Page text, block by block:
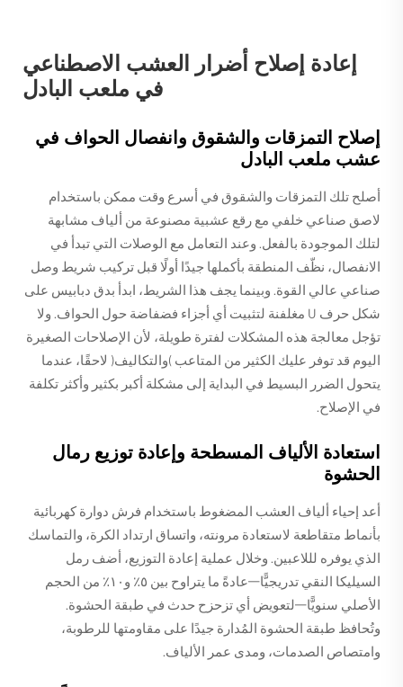
إعادة إصلاح أضرار العشب الاصطناعي
في ملعب البادل
إصلاح التمزقات والشقوق وانفصال الحواف في
عشب ملعب البادل
أصلح تلك التمزقات والشقوق في أسرع وقت ممكن باستخدام
لاصق صناعي خلفي مع رقع عشبية مصنوعة من ألياف مشابهة
لتلك الموجودة بالفعل. وعند التعامل مع الوصلات التي تبدأ في
الانفصال، نظّف المنطقة بأكملها جيدًا أولًا قبل تركيب شريط وصل
صناعي عالي القوة. وبينما يجف هذا الشريط، ابدأ بدق دبابيس على
شكل حرف U مغلفنة لتثبيت أي أجزاء فضفاضة حول الحواف. ولا
تؤجل معالجة هذه المشكلات لفترة طويلة، لأن الإصلاحات الصغيرة
اليوم قد توفر عليك الكثير من المتاعب (والتكاليف) لاحقًا، عندما
يتحول الضرر البسيط في البداية إلى مشكلة أكبر بكثير وأكثر تكلفة
في الإصلاح.
استعادة الألياف المسطحة وإعادة توزيع رمال
الحشوة
أعد إحياء ألياف العشب المضغوط باستخدام فرش دوارة كهربائية
بأنماط متقاطعة لاستعادة مرونته، واتساق ارتداد الكرة، والتماسك
الذي يوفره لللاعبين. وخلال عملية إعادة التوزيع، أضف رمل
السيليكا النقي تدريجيًّا—عادةً ما يتراوح بين ٥٪ و١٠٪ من الحجم
الأصلي سنويًّا—لتعويض أي تزحزح حدث في طبقة الحشوة.
وتُحافظ طبقة الحشوة المُدارة جيدًا على مقاومتها للرطوبة،
وامتصاص الصدمات، ومدى عمر الألياف.